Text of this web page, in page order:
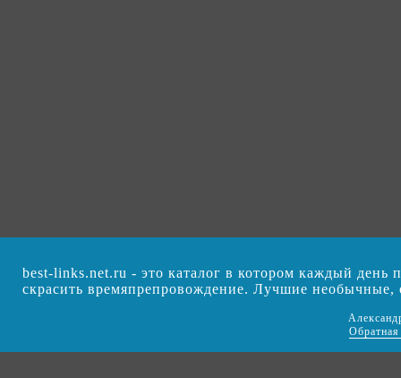
best-links.net.ru - это каталог в котором каждый день
скрасить времяпрепровождение. Лучшие
Обратная